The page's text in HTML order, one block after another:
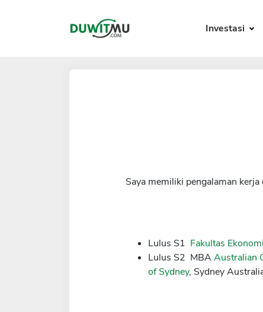
Investasi
Saya memiliki pengalaman
Lulus S1 Fakultas
Lulus S2 MBAAustralian
of Sydney, Sydney